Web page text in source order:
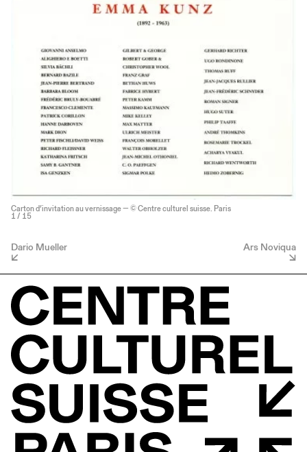
Carton d’invitation au vernissage — © Centre culturel suisse. Paris
1 / 15
Dario Mueller Ars Noviqua